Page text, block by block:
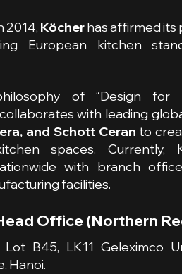
2014, Köcherhas affirmed its
European kitchen
of “Design for
with leading
and Schott Ceran to
spaces. Currently,
with branch
facilities.
Office (Northern
B45, LK11 Geleximco
Hanoi.